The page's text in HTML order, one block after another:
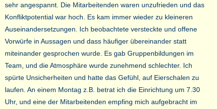
sehr angespannt. Die Mitarbeitenden waren unzufrieden und das
Konfliktpotential war hoch. Es kam immer wieder zu kleineren
Auseinandersetzungen. Ich beobachtete versteckte und offene
Vorwürfe in Aussagen und dass häufiger übereinander statt
miteinander gesprochen wurde. Es gab Gruppenbildungen im
Team, und die Atmosphäre wurde zunehmend schlechter. Ich
spürte Unsicherheiten und hatte das Gefühl, auf Eierschalen zu
laufen. An einem Montag z.B. betrat ich die Einrichtung um 7.30
Uhr, und eine der Mitarbeitenden empfing mich aufgebracht im